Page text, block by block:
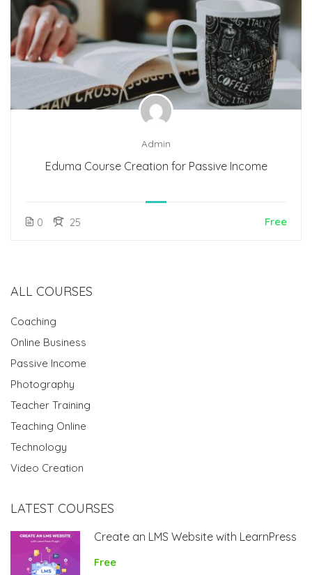
Admin
Eduma Course Creation for Passive Income
0 25 Free
ALL COURSES
Coaching
Online Business
Passive Income
Photography
Teacher Training
Teaching Online
Technology
Video Creation
LATEST COURSES
Create an LMS Website with LearnPress
Free